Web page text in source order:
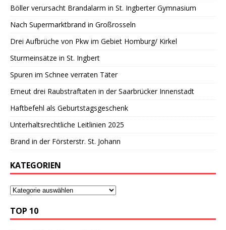
Böller verursacht Brandalarm in St. Ingberter Gymnasium
Nach Supermarktbrand in Großrosseln
Drei Aufbrüche von Pkw im Gebiet Homburg/ Kirkel
Sturmeinsätze in St. Ingbert
Spuren im Schnee verraten Täter
Erneut drei Raubstraftaten in der Saarbrücker Innenstadt
Haftbefehl als Geburtstagsgeschenk
Unterhaltsrechtliche Leitlinien 2025
Brand in der Försterstr. St. Johann
KATEGORIEN
TOP 10